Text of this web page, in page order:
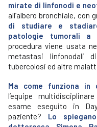
mirate di linfonodi e
all’albero bronchiale, con
di studiare e
patologie tumorali a
procedura viene usata
metastasi linfonodali
tubercolosi ed altre
Ma come funziona in
l’equipe
esame eseguito in
paziente? Lo